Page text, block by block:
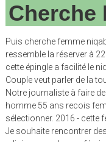
Cherche
Puis cherche femme
ressemble la réserver à
cette épingle a facilité le
Couple veut parler de la
Notre journaliste à faire
homme 55 ans recois
sélectionner. 2016 - cette
Je souhaite rencontrer